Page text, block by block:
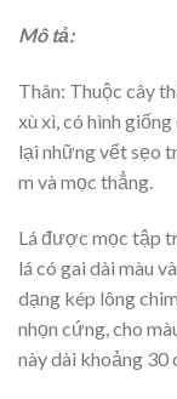
Mô tả:
Thân: Thuộc cây
xù xì, có hình
lại những vết sẹo
m và mọc thẳng.
Lá được mọc tập
lá có gai dài màu
dạng kép lông
nhọn cứng, cho
này dài khoảng 30